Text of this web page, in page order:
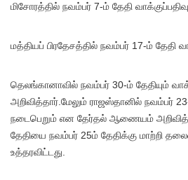
மிசோரத்தில் நவம்பர் 7-ம் தேதி
மத்தியப் பிரதேசத்தில் நவம்பர் 17-ம் தேதி
தெலங்கானாவில் நவம்பர் 30-ம் தேதியும்
அறிவித்தார்.மேலும் ராஜஸ்தானில் நவம்பர்
நடைபெறும் என தேர்தல் ஆணையம்
தேதியை நவம்பர் 25ம் தேதிக்கு மாற்றி
உத்தரவிட்டது.